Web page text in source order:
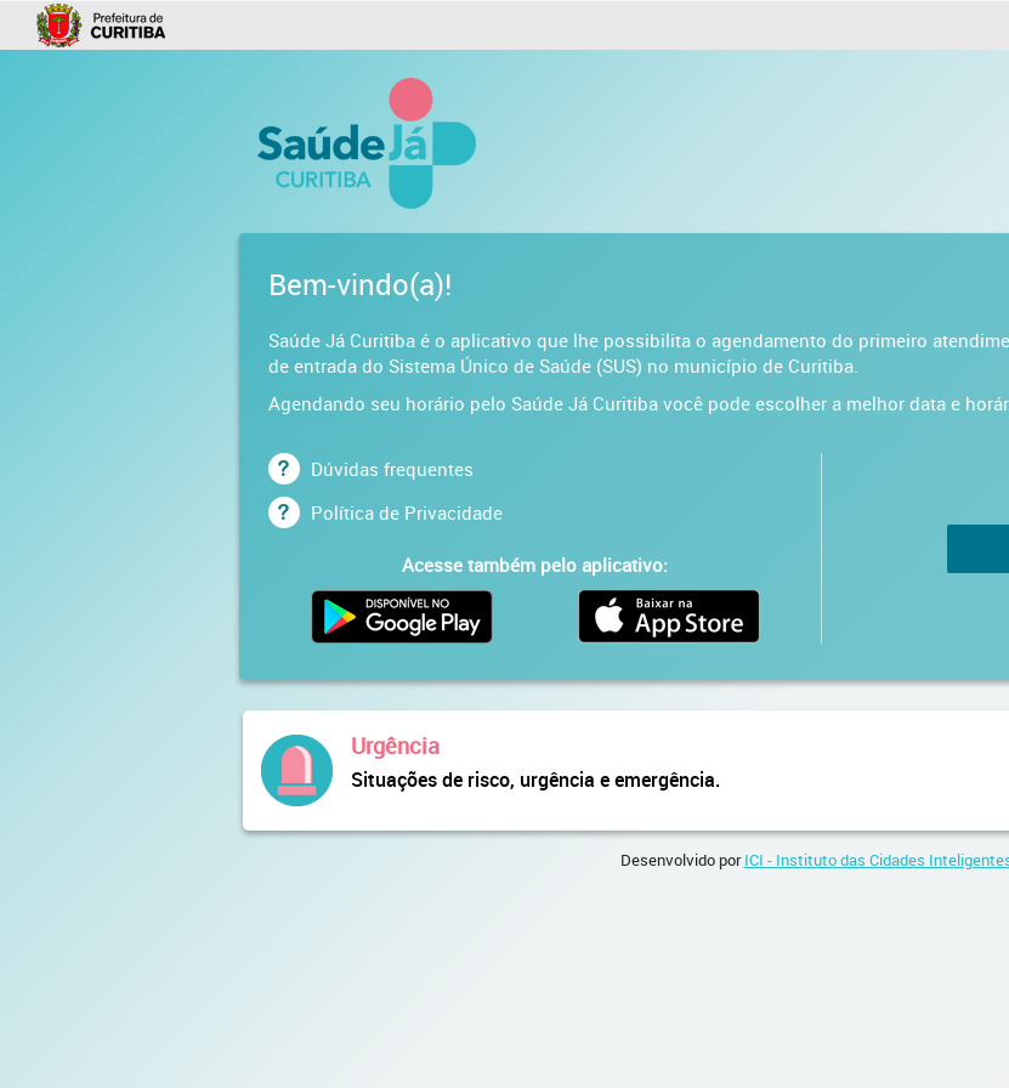
Bem-vindo(a)!
Saúde Já Curitiba é o aplicativo que lhe possibilita o agendamento do primeiro
de entrada do Sistema Único de Saúde (SUS) no município de Curitiba.
Agendando seu horário pelo Saúde Já Curitiba você pode escolher a melhor data e
Dúvidas frequentes
Política de Privacidade
Acesse também pelo aplicativo:
Urgência
Situações de risco, urgência e emergência.
Desenvolvido porICI - Instituto das Cidades